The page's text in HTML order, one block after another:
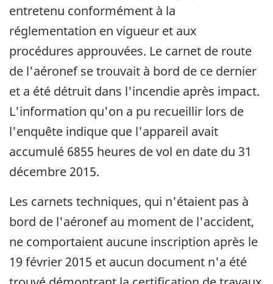
entretenu conformément à la
réglementation en vigueur et aux
procédures approuvées. Le carnet de route
de l'aéronef se trouvait à bord de ce dernier
et a été détruit dans l'incendie après impact.
L'information qu'on a pu recueillir lors de
l'enquête indique que l'appareil avait
accumulé 6855 heures de vol en date du 31
décembre 2015.
Les carnets techniques, qui n'étaient pas à
bord de l'aéronef au moment de l'accident,
ne comportaient aucune inscription après le
19 février 2015 et aucun document n'a été